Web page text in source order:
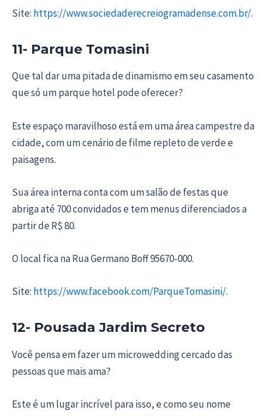
Site: https://www.sociedaderecreiogramadense.com.br/.
11- Parque Tomasini
Que tal dar uma pitada de dinamismo em seu casamento
que só um parque hotel pode oferecer?
Este espaço maravilhoso está em uma área campestre da
cidade, com um cenário de filme repleto de verde e
paisagens.
Sua área interna conta com um salão de festas que
abriga até 700 convidados e tem menus diferenciados a
partir de R$ 80.
O local fica na Rua Germano Boff 95670-000.
Site: https://www.facebook.com/ParqueTomasini/.
12- Pousada Jardim Secreto
Você pensa em fazer um microwedding cercado das
pessoas que mais ama?
Este é um lugar incrível para isso, e como seu nome